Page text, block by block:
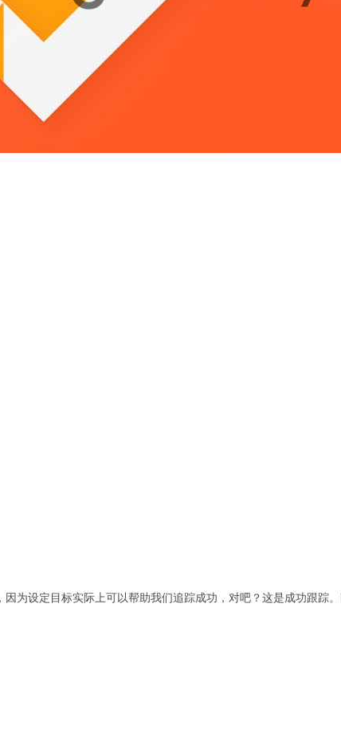
因为设定目标实际上可以帮助我们追踪成功，对吧？ 这是成功跟踪。